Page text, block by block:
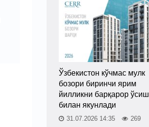
Ўзбекистон кўчмас мулк
бозори биринчи ярим
йилликни барқарор ўсиш
билан якунлади
31.07.2026 14:35 269